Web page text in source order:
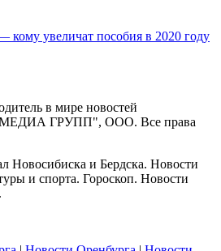
кому увеличат пособия в 2020 году
в мире новостей
МЕДИА ГРУПП", ООО. Все права
Новосибиска и Бердска. Новости
и спорта. Гороскоп. Новости